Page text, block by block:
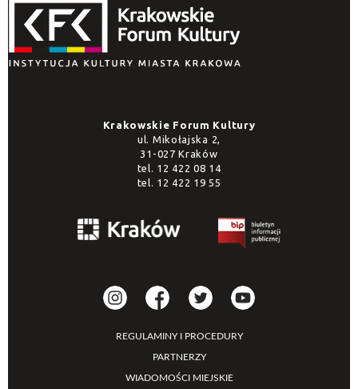
Krakowskie Forum Kultury
ul. Mikołajska 2,
31-027 Kraków
tel. 12 422 08 14
tel. 12 422 19 55
REGULAMINY I PROCEDURY
PARTNERZY
WIADOMOŚCI MIEJSKIE